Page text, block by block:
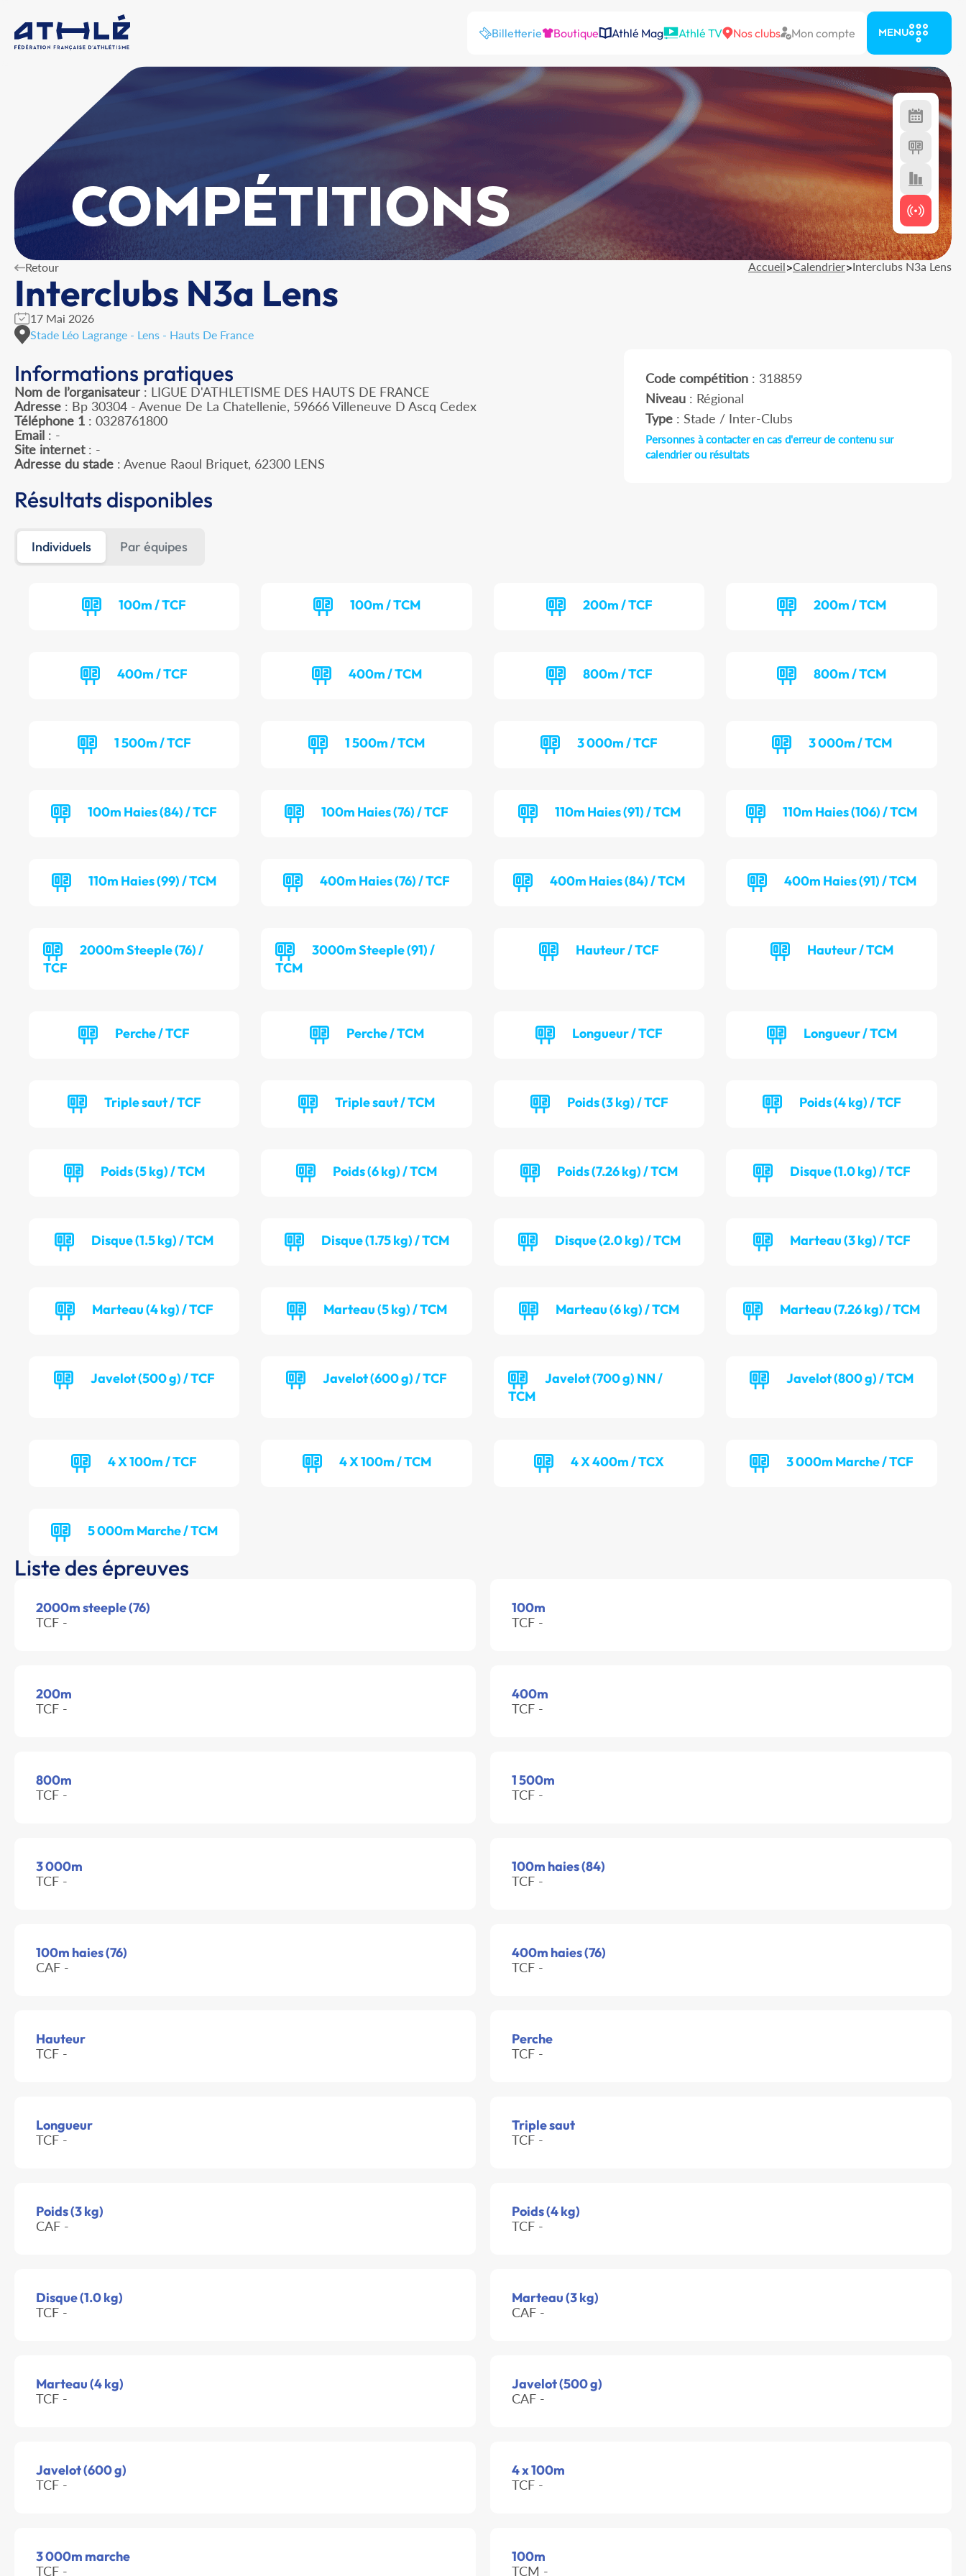
Billetterie Boutique Athlé Mag Athlé TV Nos clubs Mon compte MENU
COMPÉTITIONS
Retour Accueil>Calendrier>Interclubs N3a Lens
Interclubs N3a Lens
17 Mai 2026
Stade Léo Lagrange - Lens - Hauts De France
Informations pratiques
Nom de l’organisateur : LIGUE D'ATHLETISME DES HAUTS DE FRANCE
Adresse : Bp 30304 - Avenue De La Chatellenie, 59666 Villeneuve D Ascq Cedex
Téléphone 1 : 0328761800
Email : -
Site internet: -
Adresse du stade : Avenue Raoul Briquet, 62300 LENS
Code compétition: 318859
Niveau: Régional
Type: Stade / Inter-Clubs
Personnes à contacter en cas d'erreur de contenu sur
calendrier ou résultats
Résultats disponibles
Individuels Par équipes
100m / TCF 100m / TCM 200m / TCF 200m / TCM
400m / TCF 400m / TCM 800m / TCF 800m / TCM
1 500m / TCF 1 500m / TCM 3 000m / TCF 3 000m / TCM
100m Haies (84) / TCF 100m Haies (76) / TCF 110m Haies (91) / TCM 110m Haies (106) / TCM
110m Haies (99) / TCM 400m Haies (76) / TCF 400m Haies (84) / TCM 400m Haies (91) / TCM
2000m Steeple (76) /
TCF
3000m Steeple (91) /
TCM
Hauteur / TCF Hauteur / TCM
Perche / TCF Perche / TCM Longueur / TCF Longueur / TCM
Triple saut / TCF Triple saut / TCM Poids (3 kg) / TCF Poids (4 kg) / TCF
Poids (5 kg) / TCM Poids (6 kg) / TCM Poids (7.26 kg) / TCM Disque (1.0 kg) / TCF
Disque (1.5 kg) / TCM Disque (1.75 kg) / TCM Disque (2.0 kg) / TCM Marteau (3 kg) / TCF
Marteau (4 kg) / TCF Marteau (5 kg) / TCM Marteau (6 kg) / TCM Marteau (7.26 kg) / TCM
Javelot (500 g) / TCF Javelot (600 g) / TCF
Javelot (700 g) NN /
TCM
Javelot (800 g) / TCM
4 X 100m / TCF 4 X 100m / TCM 4 X 400m / TCX 3 000m Marche / TCF
5 000m Marche / TCM
Liste des épreuves
2000m steeple (76)
TCF -
100m
TCF -
200m
TCF -
400m
TCF -
800m
TCF -
1 500m
TCF -
3 000m
TCF -
100m haies (84)
TCF -
100m haies (76)
CAF -
400m haies (76)
TCF -
Hauteur
TCF -
Perche
TCF -
Longueur
TCF -
Triple saut
TCF -
Poids (3 kg)
CAF -
Poids (4 kg)
TCF -
Disque (1.0 kg)
TCF -
Marteau (3 kg)
CAF -
Marteau (4 kg)
TCF -
Javelot (500 g)
CAF -
Javelot (600 g)
TCF -
4 x 100m
TCF -
3 000m marche
TCF -
100m
TCM -